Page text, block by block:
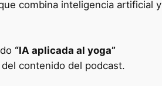
combina inteligencia artificial y
“IA aplicada al yoga”
contenido del podcast.